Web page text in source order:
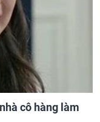
cô hàng làm